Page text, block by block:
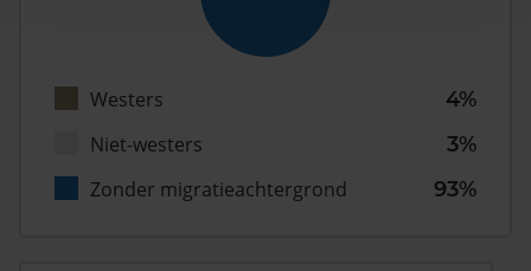
Westers
4%
Niet-westers
3%
Zonder migratieachtergrond
93%